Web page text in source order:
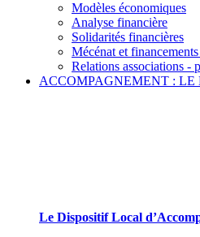
Modèles économiques
Analyse financière
Solidarités financières
Mécénat et
Relations associations -
ACCOMPAGNEMENT : LE
Le Dispositif Local